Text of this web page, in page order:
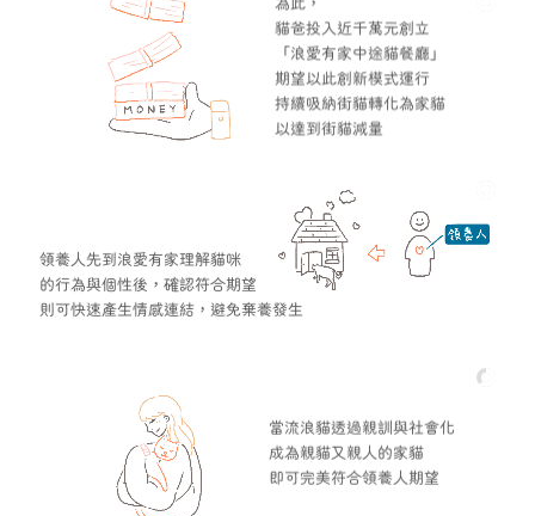
貓爸投入近千萬元創立
「浪愛有家中途貓餐廳」
期望以此創新模式運行
持續吸納街貓轉化為家貓
以達到街貓減量
領養人先到浪愛有家理解貓咪
的行為與個性後，確認符合期望
則可快速產生情感連結，避免棄養發生
當流浪貓透過親訓與社會化
成為親貓又親人的家貓
即可完美符合領養人期望